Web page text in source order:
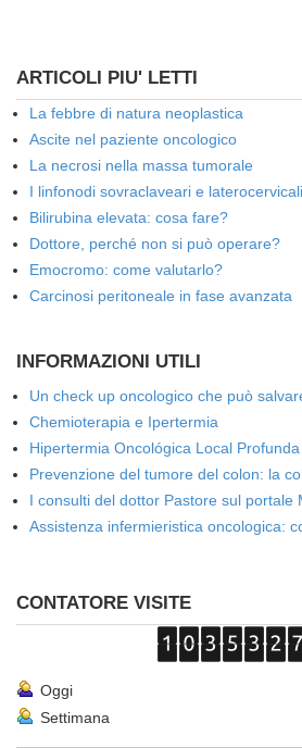
ARTICOLI PIU' LETTI
La febbre di natura neoplastica
Ascite nel paziente oncologico
La necrosi nella massa tumorale
I linfonodi sovraclaveari e laterocervicali
Bilirubina elevata: cosa fare?
Dottore, perché non si può operare?
Emocromo: come valutarlo?
Carcinosi peritoneale in fase avanzata
INFORMAZIONI UTILI
Un check up oncologico che può
Chemioterapia e Ipertermia
Hipertermia Oncológica Local Profunda
Prevenzione del tumore del colon: la
I consulti del dottor Pastore sul portale
Assistenza infermieristica oncologica:
CONTATORE VISITE
Oggi
Settimana